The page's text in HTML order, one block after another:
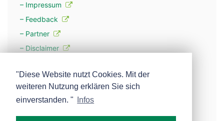
– Impressum
– Feedback
– Partner
– Disclaimer
– Werbung
– Mehr über unsere Experten
"Diese Website nutzt Cookies. Mit der
weiteren Nutzung erklären Sie sich
einverstanden. "
Infos